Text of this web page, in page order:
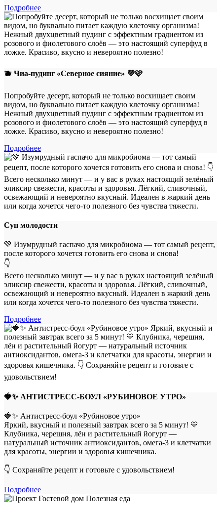
Подробнее
🫐 Чиа-пудинг «Северное сияние» 💜🩷
Попробуйте десерт, который не только восхищает своим
видом, но буквально питает каждую клеточку организма!
Нежный двухцветный пудинг с эффектным градиентом из
розового и фиолетового слоёв — это настоящий суперфуд в
ложке. Красиво, вкусно и невероятно полезно!
Подробнее
Суп молодости
💚 Изумрудный гаспачо для микробиома — тот самый рецепт,
после которого хочется готовить его снова и снова!
👇
Всего несколько минут — и у вас в руках настоящий зелёный
эликсир свежести, красоты и здоровья. Лёгкий, сливочный,
освежающий и невероятно вкусный. Идеален в жаркий день
или когда хочется чего-то полезного без чувства тяжести.
Подробнее
🍓✨ АНТИСТРЕСС-БОУЛ «РУБИНОВОЕ УТРО»
🍓✨ Антистресс-боул «Рубиновое утро»
Яркий, вкусный и полезный завтрак всего за 5 минут! 💛
Клубника, черешня, лён и растительный йогурт —
натуральный источник антиоксидантов, омега-3 и клетчатки
для красоты, энергии и здоровья кишечника.
👇 Сохраняйте рецепт и готовьте с удовольствием!
Подробнее